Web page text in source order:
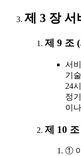
제 3 장 서
제 9 조
서
기
24
정
이
제 10
①